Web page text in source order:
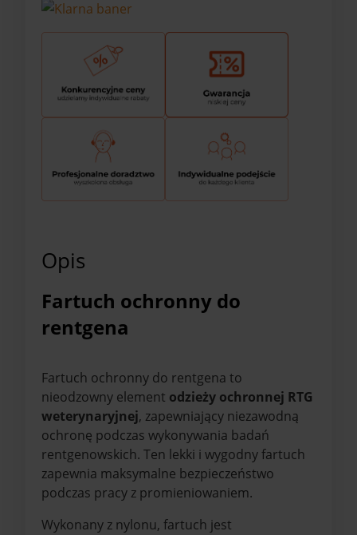
Opis
Fartuch ochronny do
rentgena
Fartuch ochronny do rentgena to
nieodzowny element odzieży ochronnej RTG
weterynaryjnej, zapewniający niezawodną
ochronę podczas wykonywania badań
rentgenowskich. Ten lekki i wygodny fartuch
zapewnia maksymalne bezpieczeństwo
podczas pracy z promieniowaniem.
Wykonany z nylonu, fartuch jest